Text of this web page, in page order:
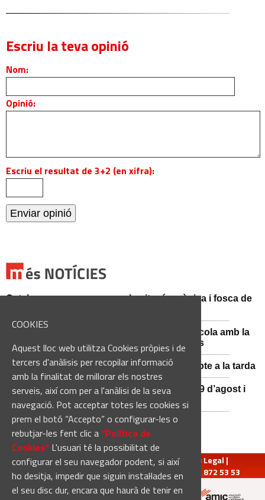
COOKIES
Aquest lloc web utilitza Cookies pròpies i de
tercers d'anàlisis per recopilar informació
amb la finalitat de millorar els nostres
serveis, així com per a l'anàlisi de la seva
navegació. Pot acceptar totes les cookies si
prem el botó “Accepto” o configurar-les o
rebutjar-les fent clic a“Política de
Cookies“ L'usuari té la possibilitat de
configurar el seu navegador podent, si així
ho desitja, impedir que siguin instal·lades en
el seu disc dur, encara que haurà de tenir en
Escriu la teva opinió
Nom:
Opinió:
Escriu el resultat de 3+2 (en xifra):
Catalunya es prepara per a la nit més màgica i fosca de
Sant Fruitós posa en valor el patrimoni agrícola amb la
restauració i exposició de peces històriques
Es manté la previsió de pluges fortes dissabte a la tarda
El 3x3 de bàsquet de Solsona s’avança al 29 d’agost i
estrena premis en metàl·lic
redaccio@manresadiari.cat|Qui som Avís Legal |
Pompeu Fabra, 7-13, 08240-Manresa | Tel.: 93 872 53 53